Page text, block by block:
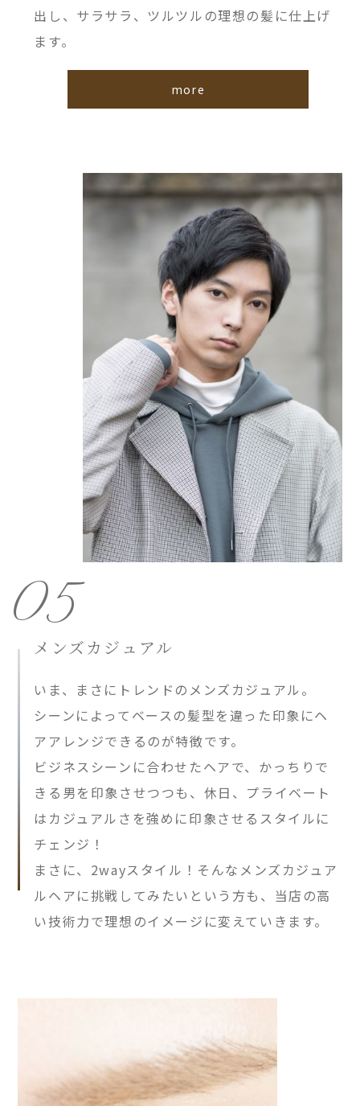
出し、サラサラ、ツルツルの理想の髪に仕上げ
ます。
more
05
メンズカジュアル
いま、まさにトレンドのメンズカジュアル。
シーンによってベースの髪型を違った印象にヘ
アアレンジできるのが特徴です。
ビジネスシーンに合わせたヘアで、かっちりで
きる男を印象させつつも、休日、プライベート
はカジュアルさを強めに印象させるスタイルに
チェンジ！
まさに、2wayスタイル！そんなメンズカジュア
ルヘアに挑戦してみたいという方も、当店の高
い技術力で理想のイメージに変えていきます。